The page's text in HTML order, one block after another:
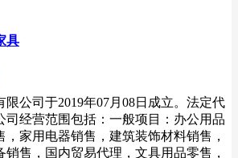
具
限公司于2019年07月08日成立。法定代
司经营范围包括：一般项目：办公用品
，家用电器销售，建筑装饰材料销售，
销售，国内贸易代理，文具用品零售，